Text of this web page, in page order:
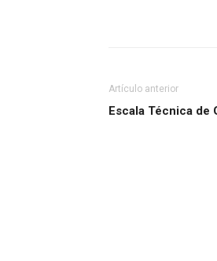
Artículo anterior
Escala Técnica de